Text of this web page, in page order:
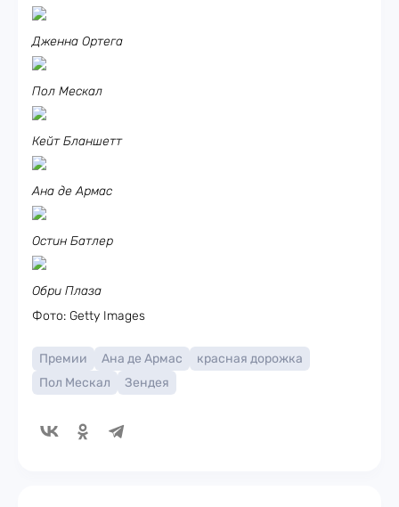
Дженна Ортега
Пол Мескал
Кейт Бланшетт
Ана де Армас
Остин Батлер
Обри Плаза
Фото: Getty Images
Премии Ана де Армас
красная дорожка
Пол Мескал
Зендея